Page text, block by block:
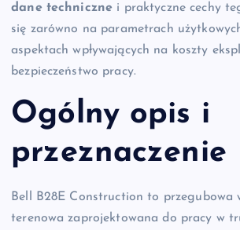
dane techniczne i praktyczne cechy
się zarówno na parametrach
aspektach wpływających na koszty
bezpieczeństwo pracy.
Ogólny opis i
przeznaczenie
Bell B28E Construction to przegubowa
terenowa zaprojektowana do pracy w